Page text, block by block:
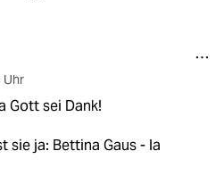
Uhr
Gott sei Dank!
sie ja: Bettina Gaus - la